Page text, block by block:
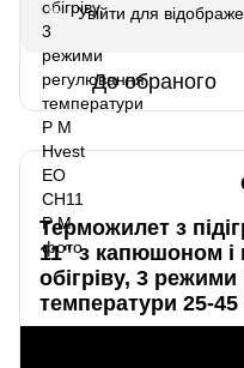
% Увійти для
До обраного
Терможилет з
11" з капюшоном і
обігріву, 3
температури 25-45